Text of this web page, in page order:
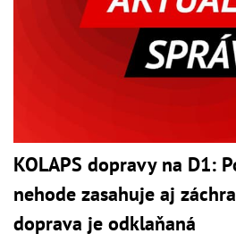
KOLAPS dopravy na D1:
nehode zasahuje aj
doprava je odklaňaná